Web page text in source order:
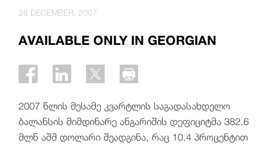
AVAILABLE ONLY IN GEORGIAN
28 DECEMBER, 2007
2007 წლის მესამე კვარტლის საგადასახდელო
ბალანსის მიმდინარე ანგარიშის დეფიციტმა 382.6
მლნ აშშ დოლარი შეადგინა, რაც 10.4 პროცენტით